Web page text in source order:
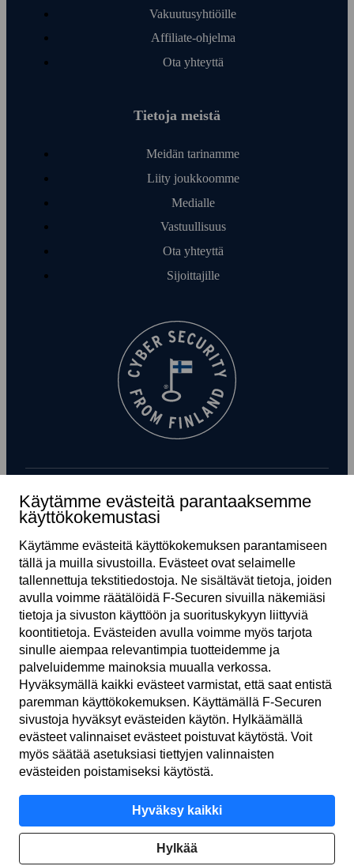
Vakuutusyhtiöille
Affiliate-ohjelma
Ota yhteyttä
Tietoja meistä
Meidän tarinamme
Liity joukkoomme
Medialle
Vastuullisuus
Ota yhteyttä
Sijoittajille
Tilaa uutiskirje
FI
Käyttö­ehdot
Yksityisyys­käytäntö
Evästeet
Saavutettavuus
Käytämme evästeitä parantaaksemme
käyttökokemustasi
Käytämme evästeitä käyttö­kokemuksen parantamiseen
tällä ja muilla sivustoilla. Evästeet ovat selaimelle
tallennettuja teksti­tiedostoja. Ne sisältävät tietoja, joiden
avulla voimme räätälöidä F‑Securen sivuilla näkemiäsi
tietoja ja sivuston käyttöön ja suoritus­kykyyn liittyviä
koonti­tietoja. Evästeiden avulla voimme myös tarjota
sinulle aiempaa relevantimpia tuotteidemme ja
palveluidemme mainoksia muualla verkossa.
Hyväksymällä kaikki evästeet varmistat, että saat entistä
paremman käyttö­kokemuksen. Käyttämällä F‑Securen
sivustoja hyväksyt evästeiden käytön. Hylkäämällä
evästeet valinnaiset evästeet poistuvat käytöstä. Voit
myös säätää asetuksiasi tiettyjen valinnaisten
evästeiden poistamiseksi käytöstä.
Hyväksy kaikki
Hylkää